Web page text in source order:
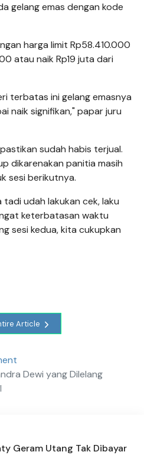
gelang emas dengan kode
harga limit Rp58.410.000
atau naik Rp19 juta dari
terbatas ini gelang emasnya
naik signifikan," papar juru
sudah habis terjual.
dikarenakan panitia masih
sesi berikutnya.
tadi udah lakukan cek, laku
keterbatasan waktu
sesi kedua, kita cukupkan
Article
Dewi yang Dilelang
Geram Utang Tak Dibayar